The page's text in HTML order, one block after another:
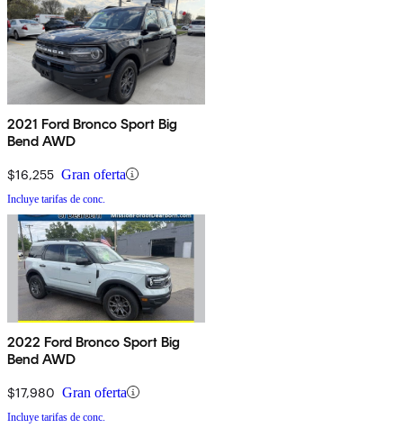
2021 Ford Bronco Sport Big
Bend AWD
$16,255 Gran oferta
Incluye tarifas de conc.
2022 Ford Bronco Sport Big
Bend AWD
$17,980 Gran oferta
Incluye tarifas de conc.